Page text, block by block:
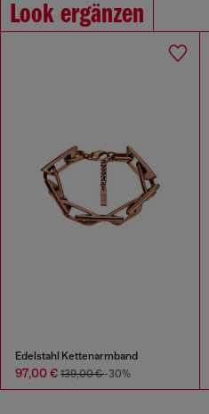
Look ergänzen
Edelstahl Kettenarmband
97,00 € 139,00 €-30%